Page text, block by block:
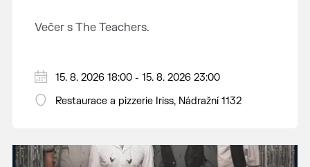
Večer s The Teachers.
15. 8. 2026 18:00 - 15. 8. 2026 23:00
Restaurace a pizzerie Iriss, Nádražní 1132